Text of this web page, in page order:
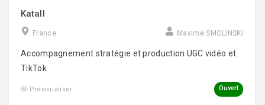
Katall
France Maxime SMOLINSKI
Accompagnement stratégie et production UGC vidéo et
TikTok
Prévisualiser Ouvert